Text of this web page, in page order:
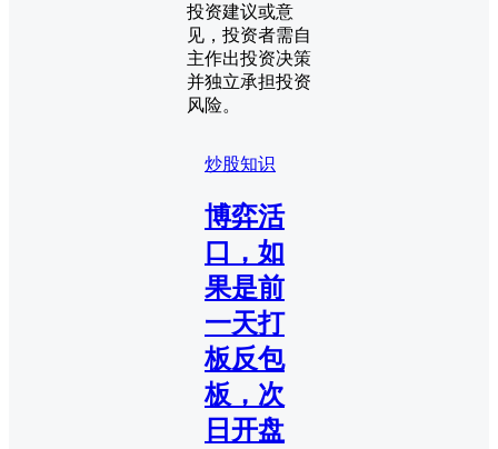
投资建议或意
见，投资者需自
主作出投资决策
并独立承担投资
风险。
炒股知识
博弈活
口，如
果是前
一天打
板反包
板，次
日开盘